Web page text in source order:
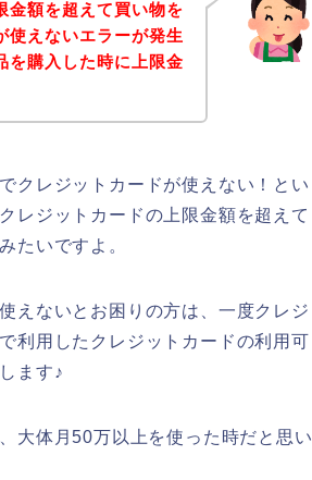
金額を超えて買い物を
使えないエラーが発生
を購入した時に上限金
クレジットカードが使えない！とい
レジットカードの上限金額を超えて
たいですよ。
えないとお困りの方は、一度クレジ
利用したクレジットカードの利用可
ます♪
大体月50万以上を使った時だと思い